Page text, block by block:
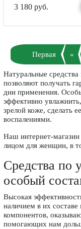
3 180 руб.
Первая «
Натуральные
позволяют получать
дни применения.
эффективно
зрелой коже, сделать
воспалениями.
Наш интернет-магазин
лицом для женщин, в
Средства по
особый
Высокая
наличием в их
компонентов,
помогающих нам